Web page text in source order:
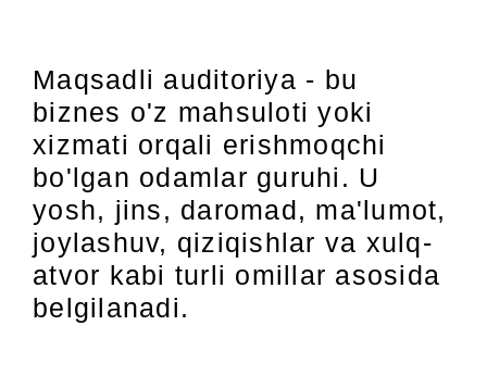
Maqsadli auditoriya - bu
biznes o'z mahsuloti yoki
xizmati orqali erishmoqchi
bo'lgan odamlar guruhi. U
yosh, jins, daromad, ma'lumot,
joylashuv, qiziqishlar va xulq-
atvor kabi turli omillar asosida
belgilanadi.